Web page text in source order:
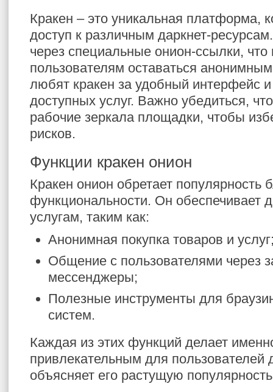
Кракен – это уникальная платформа,
доступ к различным даркнет-
через специальные онион-ссылки, что
пользователям оставаться
любят кракен за удобный интерфейс
доступных услуг. Важно убедиться,
рабочие зеркала площадки, чтобы
рисков.
Функции кракен онион
Кракен онион обретает популярность
функциональности. Он обеспечивает
услугам, таким как:
Анонимная покупка товаров и
Общение с пользователями через
мессенджеры;
Полезные инструменты для
систем.
Каждая из этих функций делает
привлекательным для пользователей
объясняет его растущую